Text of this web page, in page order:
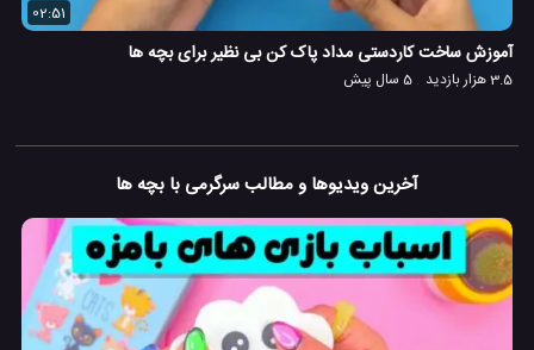
02:51
آموزش ساخت کاردستی مداد پاک کن بی نظیر برای بچه ها
3.5 هزار بازدید 5 سال پیش
آخرین ویدیوها و مطالب سرگرمی با بچه ها